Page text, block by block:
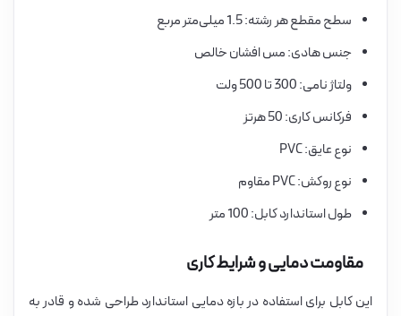
سطح مقطع هر رشته: 1.5 میلی‌متر مربع
جنس هادی: مس افشان خالص
ولتاژ نامی: 300 تا 500 ولت
فرکانس کاری: 50 هرتز
نوع عایق: PVC
نوع روکش: PVC مقاوم
طول استاندارد کابل: 100 متر
مقاومت دمایی و شرایط کاری
این کابل برای استفاده در بازه دمایی استاندارد طراحی شده و قادر به